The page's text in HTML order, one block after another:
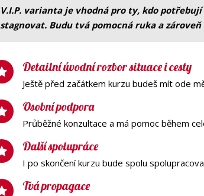
V.I.P. varianta je vhodná pro ty, kdo
stagnovat. Budu tvá pomocná ruka a
Detailní úvodní rozbor situace i cesty
Ještě před začátkem kurzu budeš mít ode
Osobní podpora
Průběžné konzultace a má pomoc během
Další spolupráce
I po skončení kurzu bude spolu
Tvá propagace